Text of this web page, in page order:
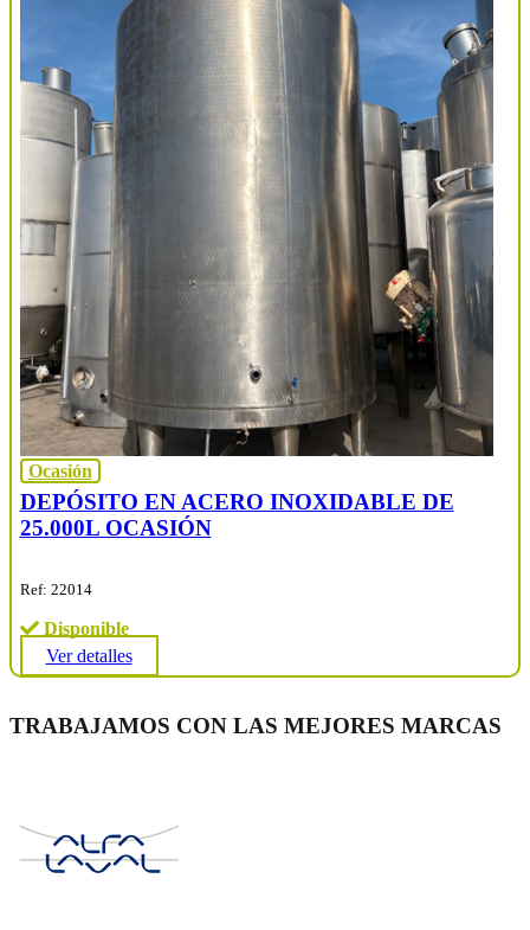
Ocasión
DEPÓSITO EN ACERO INOXIDABLE DE
25.000L OCASIÓN
Ref: 22014
Disponible
Ver detalles
TRABAJAMOS CON LAS MEJORES MARCAS